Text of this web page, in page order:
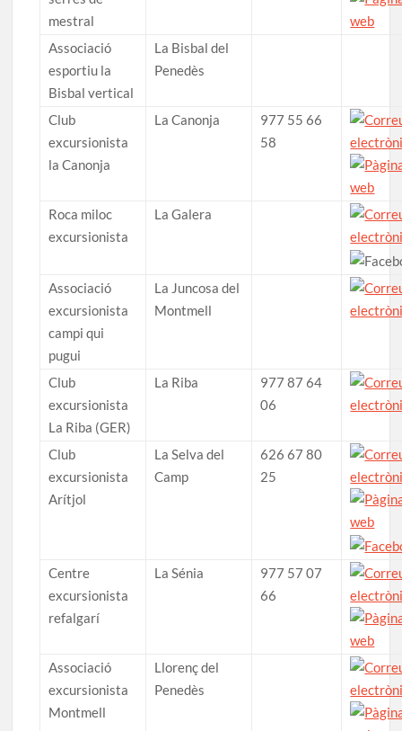
mestral
Associació
esportiu la
Bisbal vertical
La Bisbal del
Penedès
Club
excursionista
la Canonja
La Canonja
977 55 66
58
Roca miloc
excursionista
La Galera
Associació
excursionista
campi qui
pugui
La Juncosa del
Montmell
Club
excursionista
La Riba (GER)
La Riba
977 87 64
06
Club
excursionista
Arítjol
La Selva del
Camp
626 67 80
25
Centre
excursionista
refalgarí
La Sénia
977 57 07
66
Associació
excursionista
Montmell
Llorenç del
Penedès